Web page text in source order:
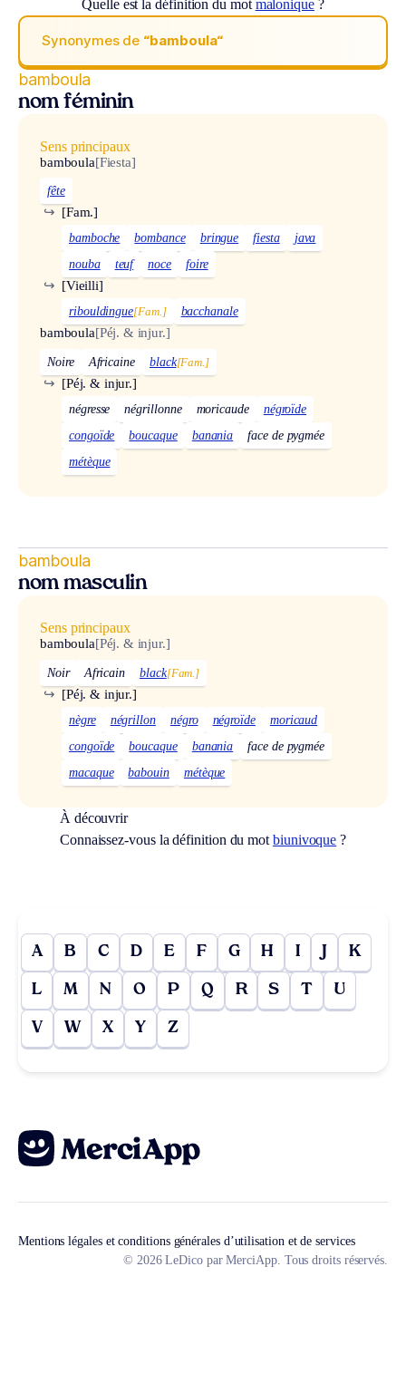
Quelle est la définition du mot malonique?
Synonymes de “bamboula“
bamboula
nom féminin
Sens principaux
bamboula[Fiesta]
fête
[Fam.]
↪
bamboche bombance bringue fiesta
java
nouba
teuf noce foire
[Vieilli]
↪
ribouldingue[Fam.] bacchanale
bamboula[Péj. & injur.]
Noire Africaine black[Fam.]
[Péj. & injur.]
↪
négresse négrillonne moricaude
négroïde
congoïde
boucaque banania
face de pygmée
métèque
bamboula
nom masculin
Sens principaux
bamboula[Péj. & injur.]
Noir Africain black[Fam.]
[Péj. & injur.]
↪
nègre négrillon négro négroïde
moricaud
congoïde
boucaque banania
face de pygmée
macaque
babouin métèque
À découvrir
Connaissez-vous la définition du mot biunivoque ?
A B C D E F G H I J K
L M N O P Q R S T U
V W X Y Z
Mentions légales et conditions générales d’utilisation et de services
© 2026 LeDico par MerciApp. Tous droits réservés.